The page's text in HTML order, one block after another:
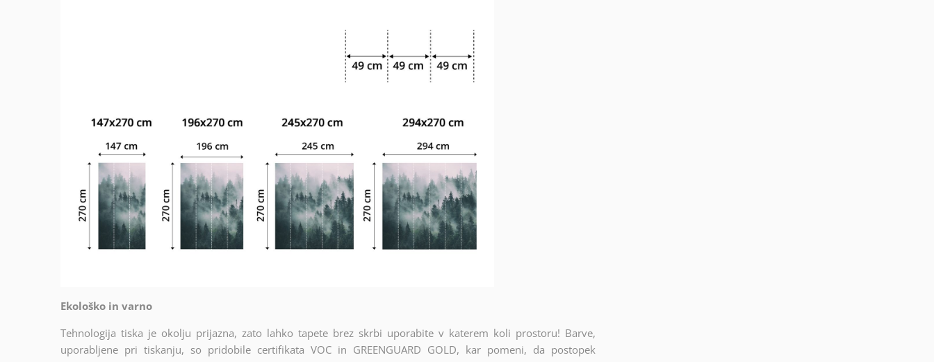
Ekološko in varno
Tehnologija tiska je okolju prijazna, zato lahko tapete brez skrbi uporabite v katerem koli prostoru! Barve,
uporabljene pri tiskanju, so pridobile certifikata VOC in GREENGUARD GOLD, kar pomeni, da postopek